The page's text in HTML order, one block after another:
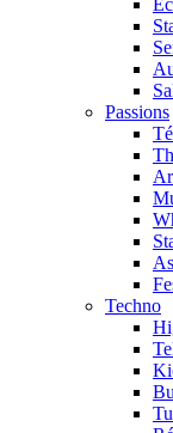
Passions
Techno